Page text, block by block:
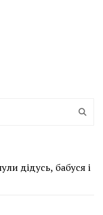
дідусь, бабуся і